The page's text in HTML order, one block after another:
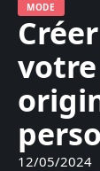
MODE
12/05/2024